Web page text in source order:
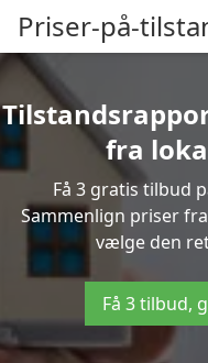
Priser-på-
fra
Få 3 gratis tilbud
Sammenlign priser
vælge den
Få 3 tilbud,